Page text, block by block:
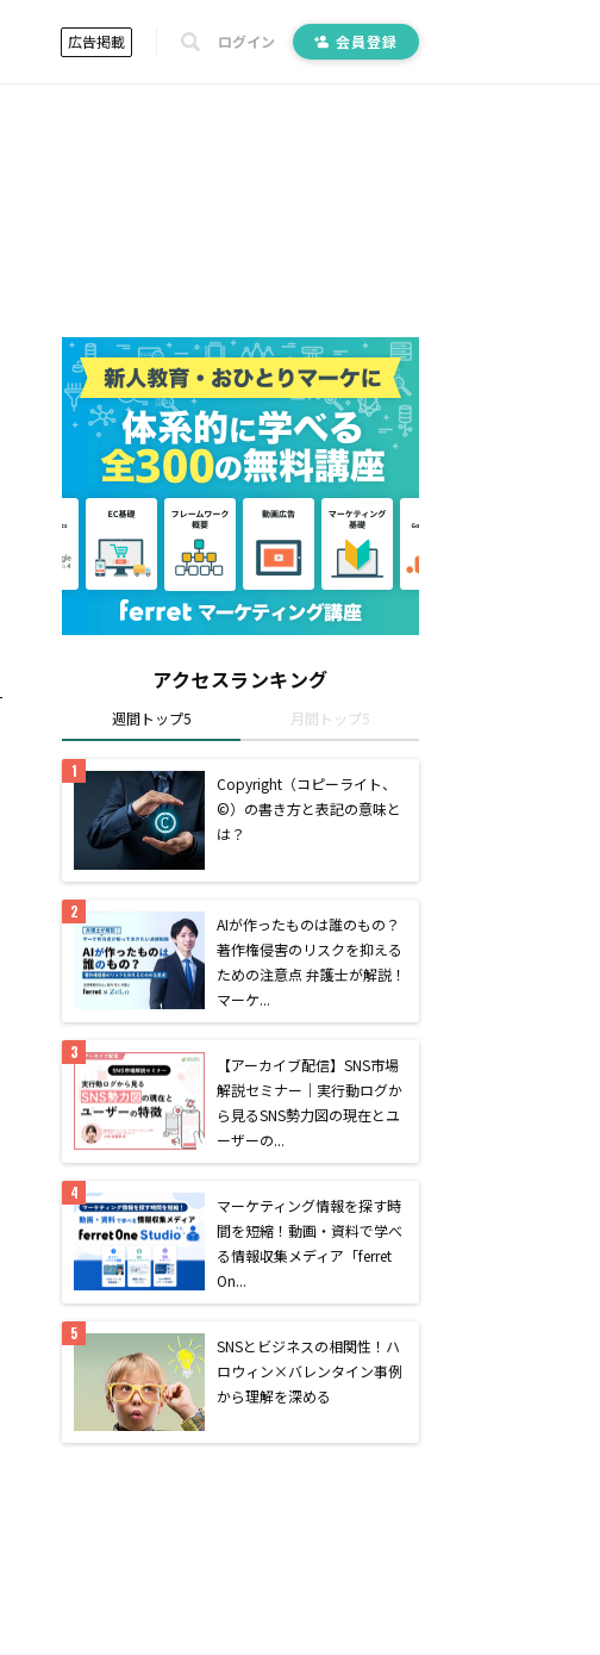
広告掲載 ログイン 会員登録
アクセスランキング
週間トップ5 月間トップ5
Copyright（コピーライト、
©）の書き方と表記の意味と
は？
AIが作ったものは誰のもの？
著作権侵害のリスクを抑える
ための注意点 弁護士が解説！
マーケ...
【アーカイブ配信】SNS市場
解説セミナー｜実行動ログか
ら見るSNS勢力図の現在とユ
ーザーの...
マーケティング情報を探す時
間を短縮！動画・資料で学べ
る情報収集メディア「ferret
On...
SNSとビジネスの相関性！ハ
ロウィン×バレンタイン事例
から理解を深める